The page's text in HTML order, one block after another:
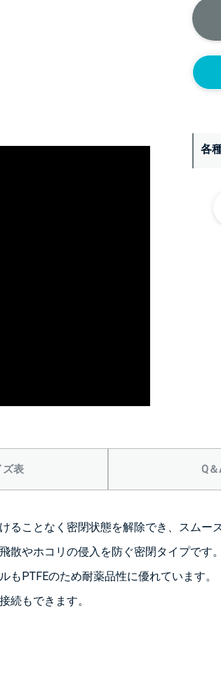
各
ズ表 Q＆
ことなく密閉状態を解除でき、スムー
やホコリの侵入を防ぐ密閉タイプです。
PTFEのため耐薬品性に優れています。
続もできます。